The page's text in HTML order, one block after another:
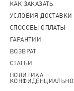
КАК ЗАКАЗАТЬ
УСЛОВИЯ ДОСТАВКИ
СПОСОБЫ ОПЛАТЫ
ГАРАНТИИ
ВОЗВРАТ
СТАТЬИ
ПОЛИТИКА